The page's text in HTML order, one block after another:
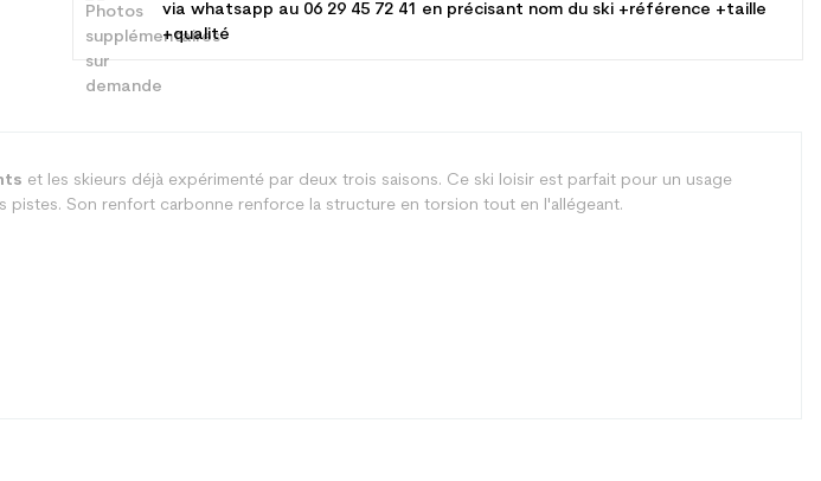
via whatsapp au 06 29 45 72 41 en précisant nom du ski +référence +taille
+qualité
et les skieurs déjà expérimenté par deux trois saisons. Ce ski loisir est parfait pour un usage
pistes. Son renfort carbonne renforce la structure en torsion tout en l'allégeant.